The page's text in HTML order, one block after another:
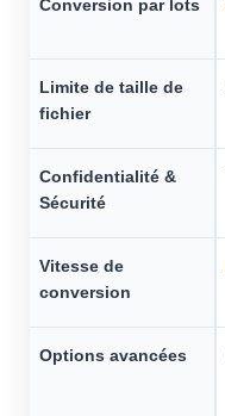
Conversion par lots
Limite de taille de
fichier
Confidentialité &
Sécurité
Vitesse de
conversion
Options avancées